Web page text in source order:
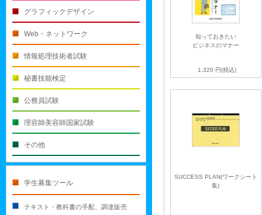
知っておきたい
ビジネスのマナー
1,320 円(税込)
SUCCESS PLAN(ワークシート
集)
グラフィックデザイン
Web・ネットワーク
情報処理技術者試験
秘書技能検定
公務員試験
理容師美容師国家試験
その他
学生募集ツール
テキスト・教科書の手配、調達販売